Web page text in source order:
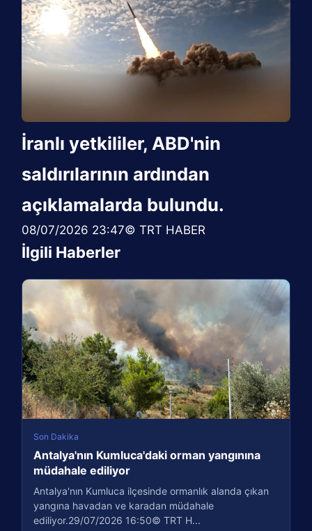
İranlı yetkililer, ABD'nin
saldırılarının ardından
açıklamalarda bulundu.
08/07/2026 23:47© TRT HABER
İlgili Haberler
Son Dakika
Antalya'nın Kumluca'daki orman yangınına
müdahale ediliyor
Antalya'nın Kumluca ilçesinde ormanlık alanda çıkan
yangına havadan ve karadan müdahale
ediliyor.29/07/2026 16:50© TRT H...